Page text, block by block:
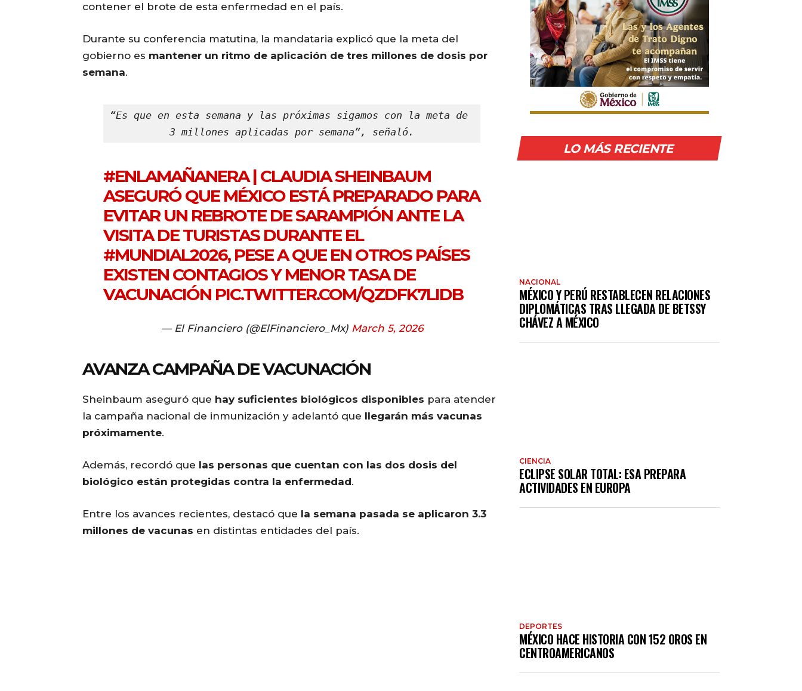
contener el brote de esta enfermedad en el país.
Durante su conferencia matutina, la mandataria explicó que la meta del
gobierno es mantener un ritmo de aplicación de tres millones de dosis por
semana.
“Es que en esta semana y las próximas sigamos con la meta de
3 millones aplicadas por semana”, señaló.
#ENLAMAÑANERA| CLAUDIA SHEINBAUM
ASEGURÓ QUE MÉXICO ESTÁ PREPARADO PARA
EVITAR UN REBROTE DE SARAMPIÓN ANTE LA
VISITA DE TURISTAS DURANTE EL
#MUNDIAL2026, PESE A QUE EN OTROS PAÍSES
EXISTEN CONTAGIOS Y MENOR TASA DE
VACUNACIÓN PIC.TWITTER.COM/QZDFK7LIDB
— El Financiero (@ElFinanciero_Mx) March 5, 2026
AVANZA CAMPAÑA DE VACUNACIÓN
Sheinbaum aseguró que hay suficientes biológicos disponibles para atender
la campaña nacional de inmunización y adelantó que llegarán más vacunas
próximamente.
Además, recordó que las personas que cuentan con las dos dosis del
biológico están protegidas contra la enfermedad.
Entre los avances recientes, destacó que la semana pasada se aplicaron 3.3
millones de vacunas en distintas entidades del país.
LO MÁS RECIENTE
NACIONAL
MÉXICO Y PERÚ RESTABLECEN RELACIONES
DIPLOMÁTICAS TRAS LLEGADA DE BETSSY
CHÁVEZ A MÉXICO
CIENCIA
ECLIPSE SOLAR TOTAL: ESA PREPARA
ACTIVIDADES EN EUROPA
DEPORTES
MÉXICO HACE HISTORIA CON 152 OROS EN
CENTROAMERICANOS